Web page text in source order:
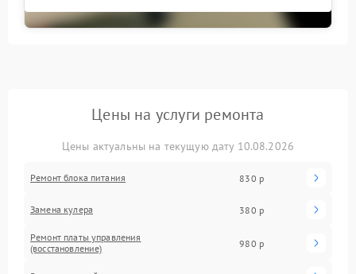
Цены на услуги ремонта
Цены актуальны на текущую дату 10.08.2026
Ремонт блока питания 830 р
Замена кулера 380 р
Ремонт платы управления
(восстановление)
980 р